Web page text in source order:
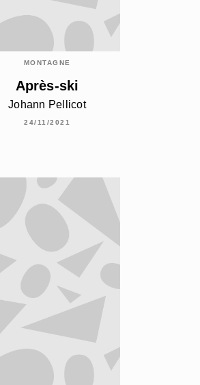
MONTAGNE
Après-ski
Johann Pellicot
24/11/2021